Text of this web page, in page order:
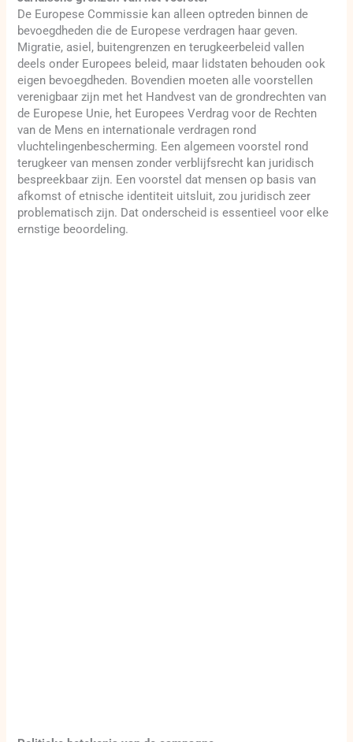
De Europese Commissie kan alleen optreden binnen de
bevoegdheden die de Europese verdragen haar geven.
Migratie, asiel, buitengrenzen en terugkeerbeleid vallen
deels onder Europees beleid, maar lidstaten behouden ook
eigen bevoegdheden. Bovendien moeten alle voorstellen
verenigbaar zijn met het Handvest van de grondrechten van
de Europese Unie, het Europees Verdrag voor de Rechten
van de Mens en internationale verdragen rond
vluchtelingenbescherming. Een algemeen voorstel rond
terugkeer van mensen zonder verblijfsrecht kan juridisch
bespreekbaar zijn. Een voorstel dat mensen op basis van
afkomst of etnische identiteit uitsluit, zou juridisch zeer
problematisch zijn. Dat onderscheid is essentieel voor elke
ernstige beoordeling.